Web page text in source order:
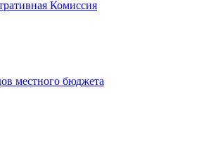
Комиссия
местного бюджета